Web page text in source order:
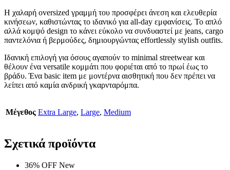
Η χαλαρή oversized γραμμή του προσφέρει άνεση και ελευθερία
κινήσεων, καθιστώντας το ιδανικό για all-day εμφανίσεις. Το απλό
αλλά κομψό design το κάνει εύκολο να συνδυαστεί με jeans, cargo
παντελόνια ή βερμούδες, δημιουργώντας effortlessly stylish outfits.
Ιδανική επιλογή για όσους αγαπούν το minimal streetwear και
θέλουν ένα versatile κομμάτι που φοριέται από το πρωί έως το
βράδυ. Ένα basic item με μοντέρνα αισθητική που δεν πρέπει να
λείπει από καμία ανδρική γκαρνταρόμπα.
Μέγεθος Extra Large, Large, Medium
Σχετικά προϊόντα
36% OFF New